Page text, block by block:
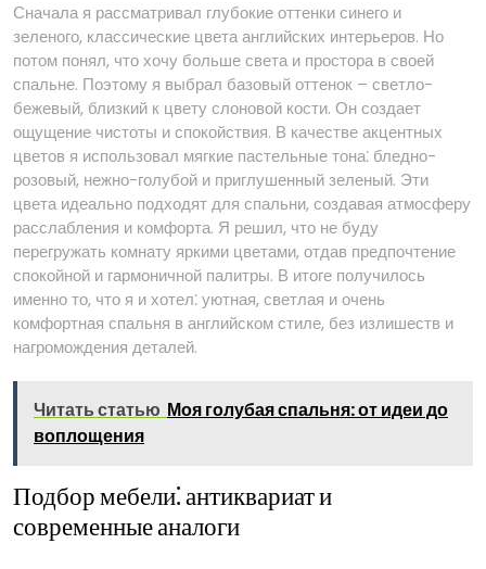
Сначала я рассматривал глубокие оттенки синего и
зеленого, классические цвета английских интерьеров. Но
потом понял, что хочу больше света и простора в своей
спальне. Поэтому я выбрал базовый оттенок – светло-
бежевый, близкий к цвету слоновой кости. Он создает
ощущение чистоты и спокойствия. В качестве акцентных
цветов я использовал мягкие пастельные тона⁚ бледно-
розовый, нежно-голубой и приглушенный зеленый. Эти
цвета идеально подходят для спальни, создавая атмосферу
расслабления и комфорта. Я решил, что не буду
перегружать комнату яркими цветами, отдав предпочтение
спокойной и гармоничной палитры. В итоге получилось
именно то, что я и хотел⁚ уютная, светлая и очень
комфортная спальня в английском стиле, без излишеств и
нагромождения деталей.
Читать статью Моя голубая спальня: от идеи до
воплощения
Подбор мебели⁚ антиквариат и
современные аналоги